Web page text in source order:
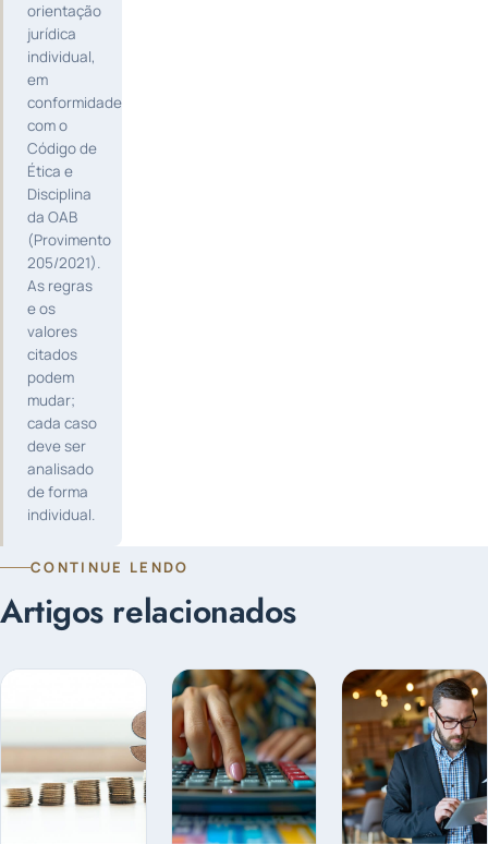
orientação
jurídica
individual,
em
conformidade
com o
Código de
Ética e
Disciplina
da OAB
(Provimento
205/2021).
As regras
e os
valores
citados
podem
mudar;
cada caso
deve ser
analisado
de forma
individual.
CONTINUE LENDO
Artigos relacionados